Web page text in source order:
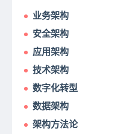
业务架构
安全架构
应用架构
技术架构
数字化转型
数据架构
架构方法论